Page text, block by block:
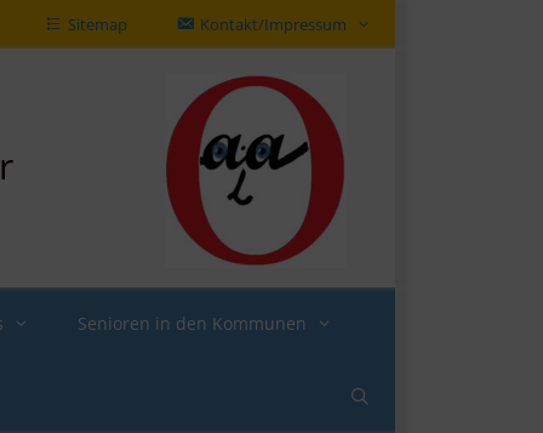
Sitemap Kontakt/Impressum
Senioren in den Kommunen